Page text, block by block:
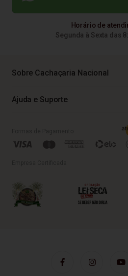
Horário de
Segunda à Sexta das
Sobre Cachaçaria Nacional
Ajuda e Suporte